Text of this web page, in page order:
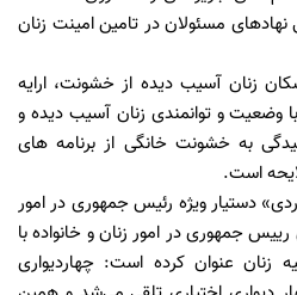
نهادهای مسئولان در تامین امینت زنان
زنان آسیب دیده از خشونت، ارایه
و توانمندی زنان آسیب دیده و
به خشونت خانگی از برنامه های
است.
دستیار ویژه رئیس جمهوری در امور
جمهوری در امور زنان و خانواده با
زنان عنوان کرده است: چهاردیواری